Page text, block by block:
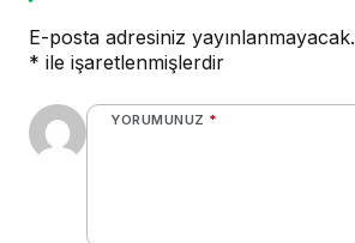
E-posta adresiniz yayınlanmayacak.
* ile işaretlenmişlerdir
YORUMUNUZ *